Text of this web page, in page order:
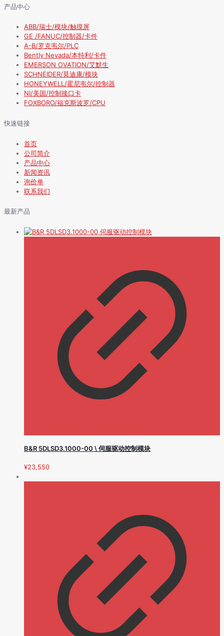
产品中心
ABB/瑞士/模块/触摸屏
GE /FANUC/控制器/卡件
A-B/罗克韦尔/PLC
Bently Nevada/本特利/卡件
EMERSON OVATION/艾默生
SCHNEIDER/莫迪康/模块
HONEYWELL/霍尼韦尔/控制器
NI/美国/控制接口卡
FOXBORO/福克斯波罗/CPU
快速链接
首页
公司简介
产品中心
新闻资讯
询价单
联系我们
最新产品
B&R 5DLSD3.1000-00 \ 伺服驱动控制模块
¥23,550